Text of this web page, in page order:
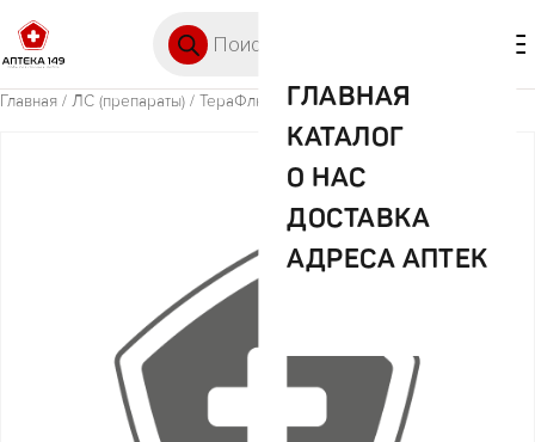
ГЛАВНАЯ
КАТАЛОГ
О НАС
ДОСТАВКА
АДРЕСА АПТЕК
Главная / ЛС (препараты) / ТераФлю Лесные ягоды №10 пор